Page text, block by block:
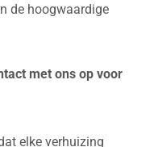
de hoogwaardige
met ons op voor
elke verhuizing